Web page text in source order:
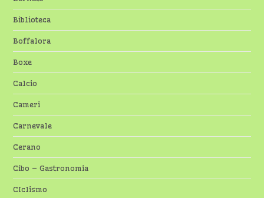
Biblioteca
Boffalora
Boxe
Calcio
Cameri
Carnevale
Cerano
Cibo – Gastronomia
CIclismo